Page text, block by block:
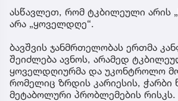
ასწავლეთ, რომ ტკბილეული არის
არა „ყოველდღე“.
ბავშვის ჯანმრთელობას ერთმა
შეიძლება ავნოს, არამედ
ყოველდღიურმა და უკონტროლო
რომელიც ზრდის კარიესის, ჭარბი
მეტაბოლური პრობლემების რისკს.